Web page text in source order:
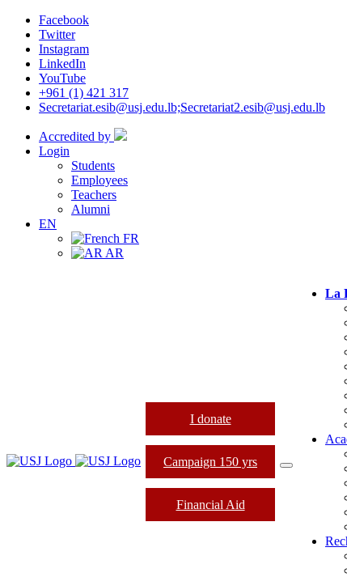
Facebook
Twitter
Instagram
LinkedIn
YouTube
+961 (1) 421 317
Secretariat.esib@usj.edu.lb;Secretariat2.esib@usj.edu.lb
Accredited by
Login
Students
Employees
Teachers
Alumni
EN
FR
AR
I donate
Campaign 150 yrs
Financial Aid
La